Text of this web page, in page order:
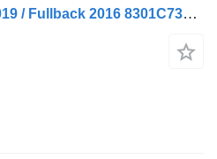
Mitsubishi / Fiat 2015 - 2019 / Fullback 2016 8301C730 koplamp voor Fiat Fullback auto